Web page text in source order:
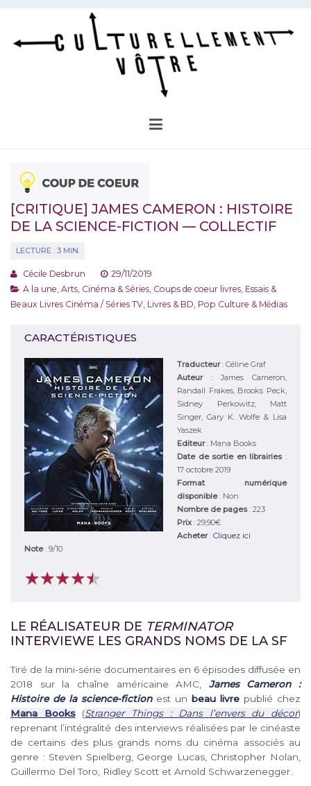
Aller
contenu
[CRITIQUE] JAMES CAMERON : HISTOIRE
DE LA SCIENCE-FICTION — COLLECTIF
Cécile Desbrun
29/11/2019
A la une Arts, Cinéma & Séries Coups de coeur livres Essais &
Beaux Livres Cinéma / Séries TV Livres & BD Pop Culture & Médias
CARACTÉRISTIQUES
Traducteur: Céline Graf
Auteur :James Cameron,
Randall Frakes, Brooks Peck,
Sidney Perkowitz, Matt
Singer, Gary K. Wolfe & Lisa
Yaszek
Editeur: Mana Books
Date de sortie en librairies :
17 octobre 2019
Format numérique
disponible: Non
Nombre de pages: 223
Prix: 29,90€
Acheter: Cliquez ici
Note: 9/10
★★★★★
★★★★★
LE RÉALISATEUR DE TERMINATOR
INTERVIEWE LES GRANDS NOMS DE LA SF
Tiré de la mini-série documentaires en 6 épisodes diffusée en
2018 sur la chaîne américaine AMC, James Cameron :
Histoire de la science-fictionest un beau livre publié chez
Mana Books(Stranger Things : Dans l’envers du décor)
reprenant l’intégralité des interviews réalisées par le cinéaste
de certains des plus grands noms du cinéma associés au
genre : Steven Spielberg, George Lucas, Christopher Nolan,
Guillermo Del Toro, Ridley Scott et Arnold Schwarzenegger.